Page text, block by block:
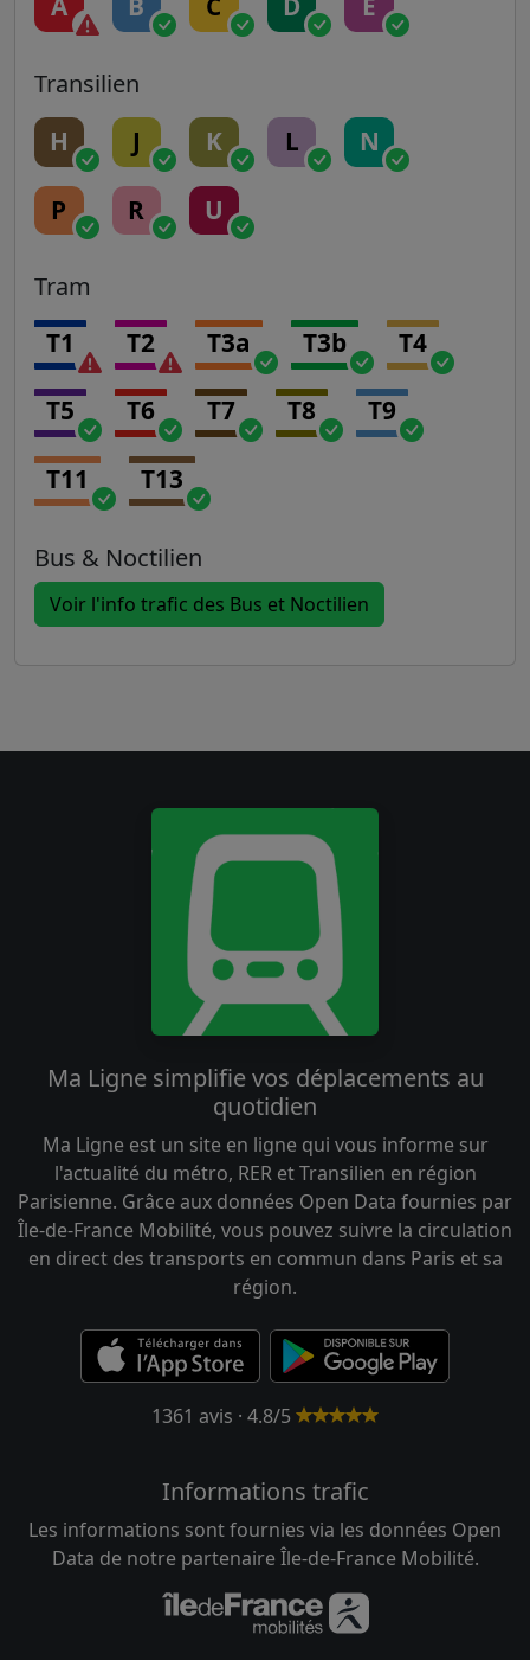
Transilien
H J K L N
P R U
Tram
T1 T2 T3a T3b T4
T5 T6 T7 T8 T9
T11 T13
Bus & Noctilien
Voir l'info trafic des Bus et Noctilien
Ma Ligne simplifie vos déplacements au
quotidien
Ma Ligne est un site en ligne qui vous informe sur
l'actualité du métro, RER et Transilien en région
Parisienne. Grâce aux données Open Data fournies par
Île-de-France Mobilité, vous pouvez suivre la circulation
en direct des transports en commun dans Paris et sa
région.
1361 avis · 4.8/5
Informations trafic
Les informations sont fournies via les données Open
Data de notre partenaire Île-de-France Mobilité.